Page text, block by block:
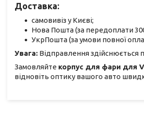
Доставка:
самовивіз у Києві;
Нова Пошта (за передоплати
УкрПошта (за умови повної
Увага: Відправлення здійснюється
Замовляйте корпус для фари для
відновіть оптику вашого авто